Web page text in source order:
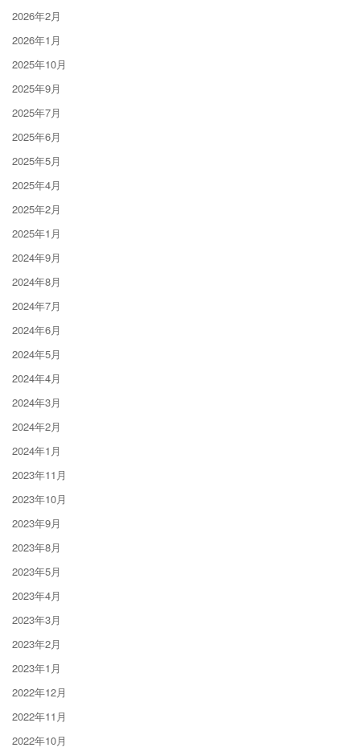
2026年2月
2026年1月
2025年10月
2025年9月
2025年7月
2025年6月
2025年5月
2025年4月
2025年2月
2025年1月
2024年9月
2024年8月
2024年7月
2024年6月
2024年5月
2024年4月
2024年3月
2024年2月
2024年1月
2023年11月
2023年10月
2023年9月
2023年8月
2023年5月
2023年4月
2023年3月
2023年2月
2023年1月
2022年12月
2022年11月
2022年10月